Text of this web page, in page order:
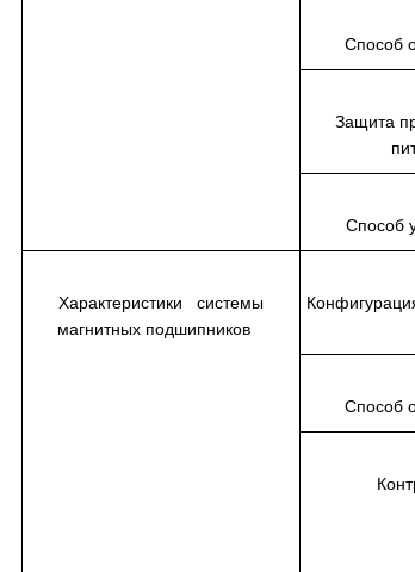
Способ
Защита
Способ
Характеристики системы
магнитных подшипников
Способ